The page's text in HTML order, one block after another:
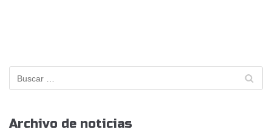
Archivo de noticias